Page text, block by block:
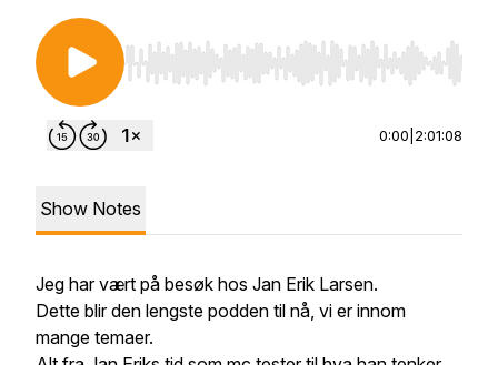
Use Left/Right to seek, Home/End to jump to
0:00 2:01:08
Show Notes
Jeg har vært på besøk hos Jan Erik Larsen.
Dette blir den lengste podden til nå, vi er innom
mange temaer.